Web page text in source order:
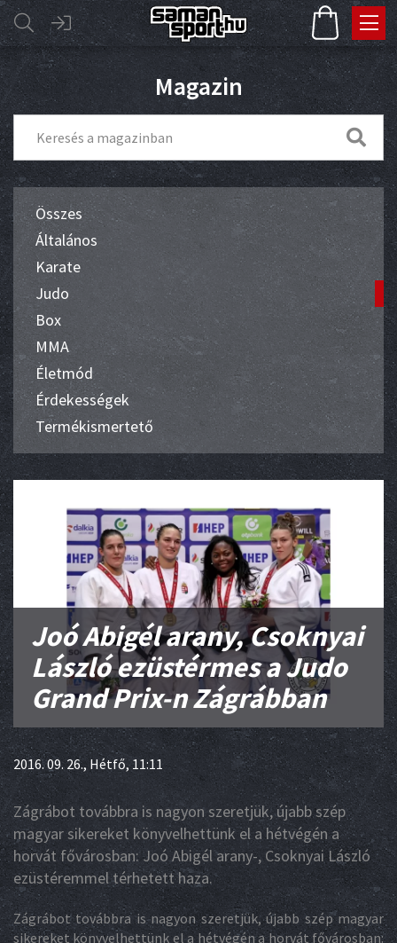
Magazin
Összes
Általános
Karate
Judo
Box
MMA
Életmód
Érdekességek
Termékismertető
Joó Abigél arany, Csoknyai
László ezüstérmes a Judo
Grand Prix-n Zágrábban
2016. 09. 26., Hétfő, 11:11
Zágrábot továbbra is nagyon szeretjük, újabb szép
magyar sikereket könyvelhettünk el a hétvégén a
horvát fővárosban: Joó Abigél arany-, Csoknyai László
ezüstéremmel térhetett haza.
Zágrábot továbbra is nagyon szeretjük, újabb szép magyar
sikereket könyvelhettünk el a hétvégén a horvát fővárosban: